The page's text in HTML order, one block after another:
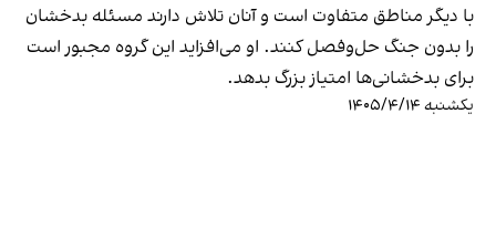
با دیگر مناطق متفاوت است و آنان تلاش دارند مسئله بدخشان
را بدون جنگ حل‌وفصل کنند. او می‌افزاید این گروه مجبور است
برای بدخشانی‌ها امتیاز بزرگ بدهد.
یکشنبه ۱۴۰۵/۴/۱۴